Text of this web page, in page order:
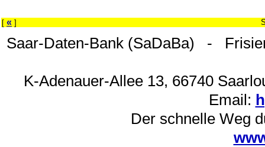
[ « ]
Saar-Daten-Bank (SaDaBa) -
K-Adenauer-Allee 13, 66740
Email:
Der schnelle Weg